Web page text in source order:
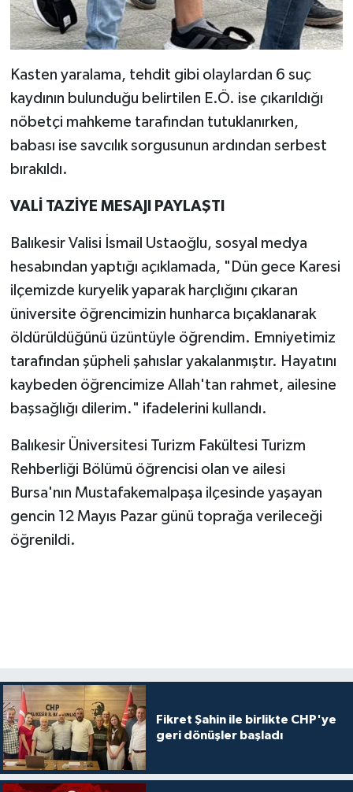
Kasten yaralama, tehdit gibi olaylardan 6 suç
kaydının bulunduğu belirtilen E.Ö. ise çıkarıldığı
nöbetçi mahkeme tarafından tutuklanırken,
babası ise savcılık sorgusunun ardından serbest
bırakıldı.
VALİ TAZİYE MESAJI PAYLAŞTI
Balıkesir Valisi İsmail Ustaoğlu, sosyal medya
hesabından yaptığı açıklamada, "Dün gece Karesi
ilçemizde kuryelik yaparak harçlığını çıkaran
üniversite öğrencimizin hunharca bıçaklanarak
öldürüldüğünü üzüntüyle öğrendim. Emniyetimiz
tarafından şüpheli şahıslar yakalanmıştır. Hayatını
kaybeden öğrencimize Allah'tan rahmet, ailesine
başsağlığı dilerim." ifadelerini kullandı.
Balıkesir Üniversitesi Turizm Fakültesi Turizm
Rehberliği Bölümü öğrencisi olan ve ailesi
Bursa'nın Mustafakemalpaşa ilçesinde yaşayan
gencin 12 Mayıs Pazar günü toprağa verileceği
öğrenildi.
Fikret Şahin ile birlikte CHP'ye
geri dönüşler başladı